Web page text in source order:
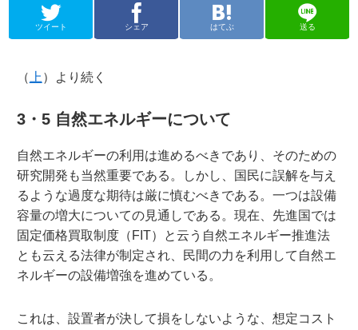
ツイート シェア はてぶ 送る
（ 上 ）より続く
3・5 自然エネルギーについて
自然エネルギーの利用は進めるべきであり、そのための
研究開発も当然重要である。しかし、国民に誤解を与え
るような過度な期待は厳に慎むべきである。一つは設備
容量の増大についての見通しである。現在、先進国では
固定価格買取制度（FIT）と云う自然エネルギー推進法
とも云える法律が制定され、民間の力を利用して自然エ
ネルギーの設備増強を進めている。
これは、設置者が決して損をしないような、想定コスト